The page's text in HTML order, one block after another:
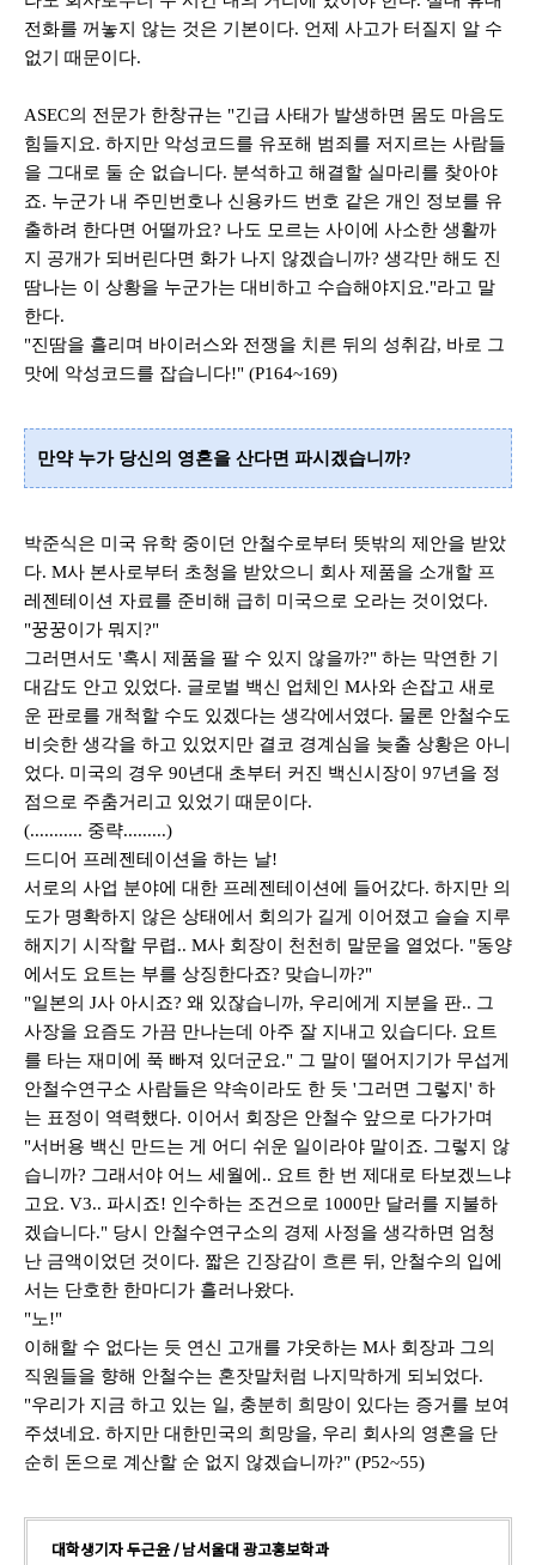
전화를 꺼놓지 않는 것은 기본이다. 언제 사고가 터질지 알 수
없기 때문이다.
ASEC의 전문가 한창규는 "긴급 사태가 발생하면 몸도 마음도
힘들지요. 하지만 악성코드를 유포해 범죄를 저지르는 사람들
을 그대로 둘 순 없습니다. 분석하고 해결할 실마리를 찾아야
죠. 누군가 내 주민번호나 신용카드 번호 같은 개인 정보를 유
출하려 한다면 어떨까요? 나도 모르는 사이에 사소한 생활까
지 공개가 되버린다면 화가 나지 않겠습니까? 생각만 해도 진
땀나는 이 상황을 누군가는 대비하고 수습해야지요."라고 말
한다.
"진땀을 흘리며 바이러스와 전쟁을 치른 뒤의 성취감, 바로 그
맛에 악성코드를 잡습니다!" (P164~169)
만약 누가 당신의 영혼을 산다면 파시겠습니까?
박준식은 미국 유학 중이던 안철수로부터 뜻밖의 제안을 받았
다. M사 본사로부터 초청을 받았으니 회사 제품을 소개할 프
레젠테이션 자료를 준비해 급히 미국으로 오라는 것이었다.
"꿍꿍이가 뭐지 ?"
그러면서도 '혹시 제품을 팔 수 있지 않을까?" 하는 막연한 기
대감도 안고 있었다. 글로벌 백신 업체인 M사와 손잡고 새로
운 판로를 개척할 수도 있겠다는 생각에서였다. 물론 안철수도
비슷한 생각을 하고 있었지만 결코 경계심을 늦출 상황은 아니
었다. 미국의 경우 90년대 초부터 커진 백신시장이 97년을 정
점으로 주춤거리고 있었기 때문이다.
(........... 중략.........)
드디어 프레젠테이션을 하는 날!
서로의 사업 분야에 대한 프레젠테이션에 들어갔다. 하지만 의
도가 명확하지 않은 상태에서 회의가 길게 이어졌고 슬슬 지루
해지기 시작할 무렵.. M사 회장이 천천히 말문을 열었다. "동양
에서도 요트는 부를 상징한다죠? 맞습니까?"
"일본의 J사 아시죠? 왜 있잖습니까, 우리에게 지분을 판.. 그
사장을 요즘도 가끔 만나는데 아주 잘 지내고 있습디다. 요트
를 타는 재미에 푹 빠져 있더군요." 그 말이 떨어지기가 무섭게
안철수연구소 사람들은 약속이라도 한 듯 '그러면 그렇지 ' 하
는 표정이 역력했다. 이어서 회장은 안철수 앞으로 다가가며
"서버용 백신 만드는 게 어디 쉬운 일이라야 말이죠. 그렇지 않
습니까? 그래서야 어느 세월에 .. 요트 한 번 제대로 타보겠느냐
고요. V3.. 파시죠! 인수하는 조건으로 1000만 달러를 지불하
겠습니다." 당시 안철수연구소의 경제 사정을 생각하면 엄청
난 금액이었던 것이다. 짧은 긴장감이 흐른 뒤 , 안철수의 입에
서는 단호한 한마디가 흘러나왔다.
"노!"
이해할 수 없다는 듯 연신 고개를 갸웃하는 M사 회장과 그의
직원들을 향해 안철수는 혼잣말처럼 나지막하게 되뇌었다.
"우리가 지금 하고 있는 일, 충분히 희망이 있다는 증거를 보여
주셨네요. 하지만 대한민국의 희망을, 우리 회사의 영혼을 단
순히 돈으로 계산할 순 없지 않겠습니까?" (P52~55)
대학생기자 두근윤 / 남서울대 광고홍보학과